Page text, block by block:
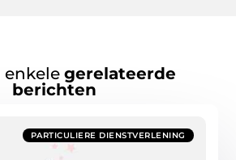
enkele gerelateerde
berichten
PARTICULIERE DIENSTVERLENING